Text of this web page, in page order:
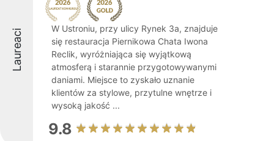
Laureaci
W Ustroniu, przy ulicy Rynek 3a, znajduje
się restauracja Piernikowa Chata Iwona
Reclik, wyróżniająca się wyjątkową
atmosferą i starannie przygotowywanymi
daniami. Miejsce to zyskało uznanie
klientów za stylowe, przytulne wnętrze i
wysoką jakość ...
9.8